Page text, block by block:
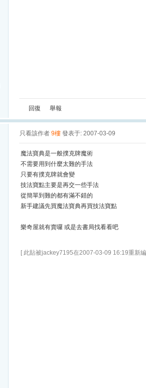
回復 舉報
只看該作者 9樓 發表于: 2007-03-09
魔法寶典是一般撲克牌魔術
不需要用到什麼太難的手法
只要有撲克牌就會變
技法寶點主要是再交一些手法
從簡單到難的都有滿不錯的
新手建議先買魔法寶典再買技法寶點
樂奇屋就有賣囉 或是去書局找看看吧
[ 此貼被jackey7195在2007-03-09 16:19重新